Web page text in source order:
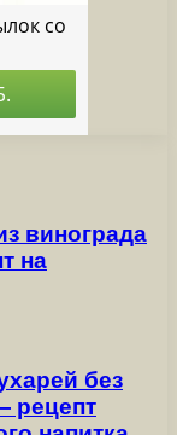
винограда
на
без
рецепт